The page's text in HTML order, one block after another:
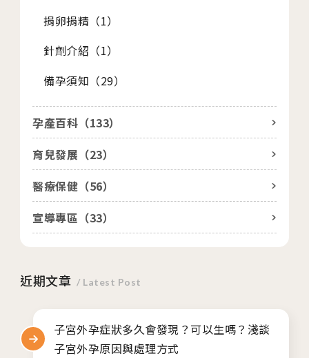
捐卵捐精（1）
針劑介紹（1）
備孕須知（29）
孕產百科（133）
育兒發展（23）
醫療保健（56）
宣導專區（33）
近期文章 / Latest Post
子宮外孕症狀多久會發現？可以生嗎？淺談
子宮外孕原因與處理方式